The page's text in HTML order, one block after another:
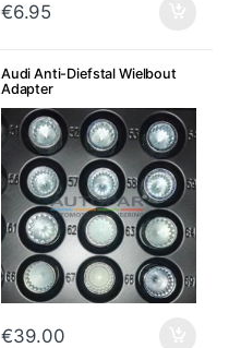
€6.95
Audi Anti-Diefstal Wielbout
Adapter
€39.00